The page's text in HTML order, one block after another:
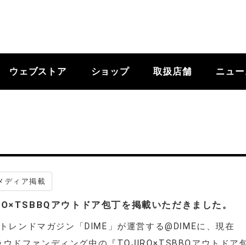
ウェブストア ショップ 取扱店舗 ニュ
ディア掲載
アウトドア包丁を掲載いただきました。
レンドマガジン「DIME」が運営する@DIMEに、現在